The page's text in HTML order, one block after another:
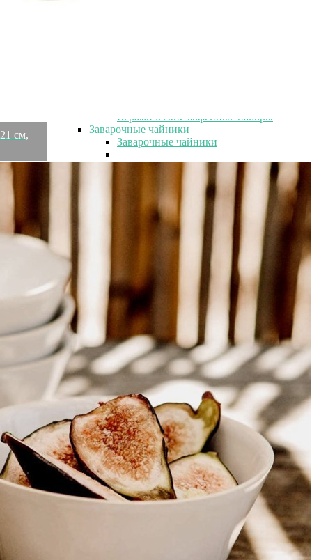
см,
Керамические кофейные наборы
Заварочные чайники
Заварочные чайники
Заварочные чайники с ситечком
Заварочные чайники с крышкой
Стеклянные заварочные чайники
Керамические заварочные чайники
Фарфоровые заварочные чайники
Чугунные заварочные чайники
Металлические заварочные чайники
Чайные чашки
Чайные чашки
Чайные чашки на 1 персону
Чайные чашки на 2 персоны
Чайные чашки на 4 персоны
Чайные чашки на 6 персон
Керамические чайные чашки
Фарфоровые чайные чашки
Чашки для кофе
Кружки
Кружки
Кружки для кофе
Красные кружки
Белые кружки
Наборы кружек
Большие кружки
Кружки с надписями